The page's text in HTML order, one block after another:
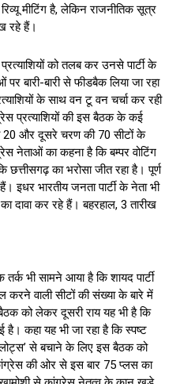
मीटिंग है, लेकिन राजनीतिक सूत्र
रहे हैं।
को तलब कर उनसे पार्टी के
बारी-बारी से ​फीडबैक लिया जा रहा
के साथ वन टू वन चर्चा कर रही
प्रत्याशियों की इस बैठक के कई
20 और दूसरे चरण की 70 सीटों के
नेताओं का कहना है कि बम्पर वोटिंग
का भरोसा जीत रहा है। पूर्ण
इधर भारतीय जनता पार्टी के नेता भी
दावा कर रहे हैं। बहरहाल, 3 तारीख
भी सामने आया है कि शायद पार्टी
करने वाली सीटों की संख्या के बारे में
को लेकर दूसरी राय यह भी है कि
है। कहा यह भी जा रहा है कि स्पष्ट
से बचाने के लिए इस बैठक को
की ओर से इस बार 75 प्लस का